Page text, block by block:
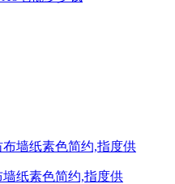
纸素色简约,指度供